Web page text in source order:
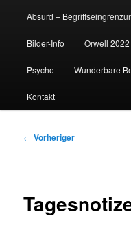
Absurd –
Bilder-Info Orwell 2022
Psycho Wunderbare
Kontakt
Beitragsnavigation
← Vorheriger